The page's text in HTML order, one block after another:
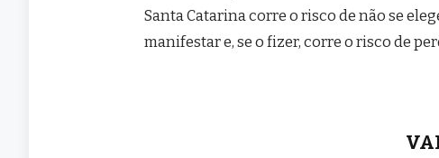
Santa Catarina corre o risco de não se
manifestar e, se o fizer, corre o risco de